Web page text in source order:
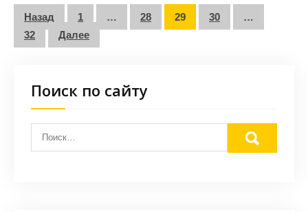
Пагинация
записей
Назад 1 … 28 29 30
…
32
Далее
Поиск по сайту